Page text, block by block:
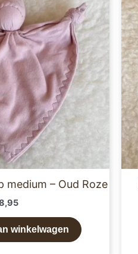
medium – Oud Roze
winkelwagen